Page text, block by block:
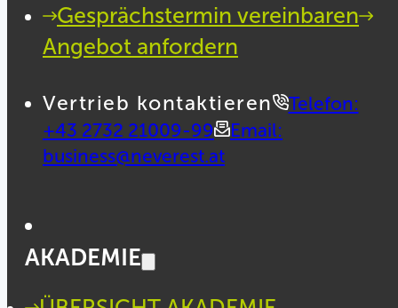
Gesprächstermin vereinbaren
Angebot anfordern
Vertrieb kontaktieren
Telefon:
+43 2732 21009-99
Email:
business@neverest.at
AKADEMIE